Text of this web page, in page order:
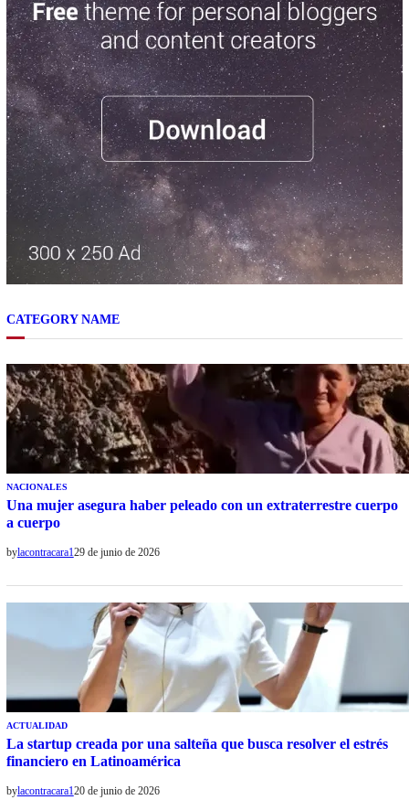
CATEGORY NAME
NACIONALES
Una mujer asegura haber peleado con un extraterrestre cuerpo
a cuerpo
bylacontracara129 de junio de 2026
ACTUALIDAD
La startup creada por una salteña que busca resolver el estrés
financiero en Latinoamérica
bylacontracara120 de junio de 2026